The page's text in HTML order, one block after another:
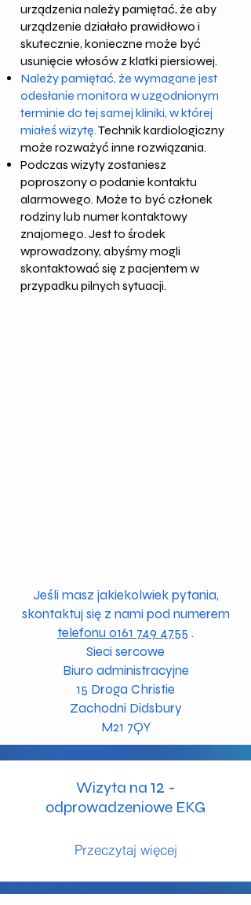
urządzenia należy pamiętać, że aby
urządzenie działało prawidłowo i
skutecznie, konieczne może być
usunięcie włosów z klatki piersiowej.
Należy pamiętać, że wymagane jest
odesłanie monitora w uzgodnionym
terminie do tej samej kliniki, w której
miałeś wizytę.Technik kardiologiczny
może rozważyć inne rozwiązania.
Podczas wizyty zostaniesz
poproszony o podanie kontaktu
alarmowego. Może to być członek
rodziny lub numer kontaktowy
znajomego. Jest to środek
wprowadzony, abyśmy mogli
skontaktować się z pacjentem w
przypadku pilnych sytuacji.
Jeśli masz jakiekolwiek pytania,
skontaktuj się z nami pod numerem
telefonu 0161 749 4755 .
Sieci sercowe
Biuro administracyjne
15 Droga Christie
Zachodni Didsbury
M21 7QY
Wizyta na 12 -
odprowadzeniowe EKG
Przeczytaj więcej